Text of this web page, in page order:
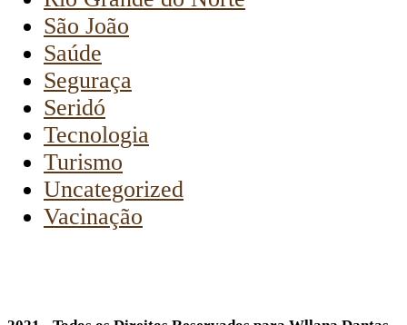
São João
Saúde
Seguraça
Seridó
Tecnologia
Turismo
Uncategorized
Vacinação